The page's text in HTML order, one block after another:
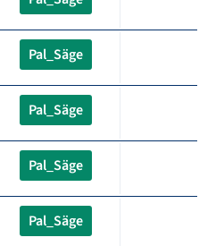
Pal_Säge
Pal_Säge
Pal_Säge
Pal_Säge